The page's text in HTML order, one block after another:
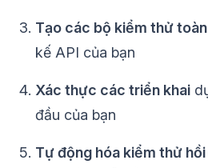
Tạo các bộ kiểm thử
kế API của bạn
Xác thực các triển khai
đầu của bạn
Tự động hóa kiểm thử